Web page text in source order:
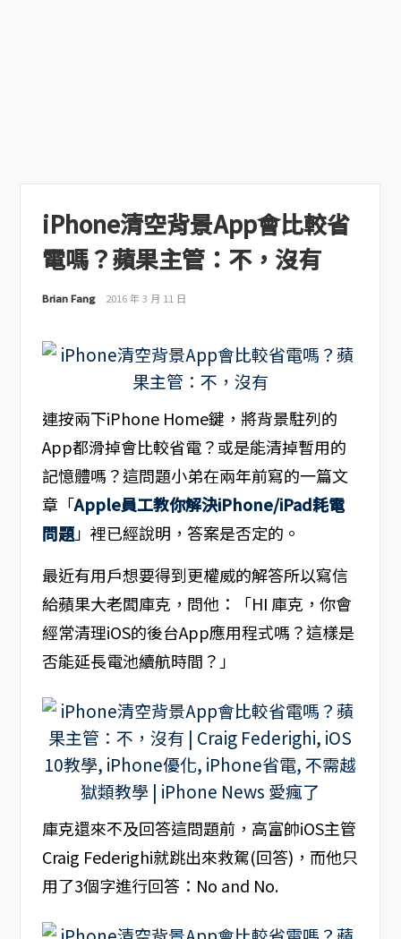
iPhone清空背景App會比較省
電嗎？蘋果主管：不，沒有
Brian Fang 2016 年 3 月 11 日
連按兩下iPhone Home鍵，將背景駐列的
App都滑掉會比較省電？或是能清掉暫用的
記憶體嗎？這問題小弟在兩年前寫的一篇文
章「Apple員工教你解決iPhone/iPad耗電
問題」裡已經說明，答案是否定的。
最近有用戶想要得到更權威的解答所以寫信
給蘋果大老闆庫克，問他：「HI 庫克，你會
經常清理iOS的後台App應用程式嗎？這樣是
否能延長電池續航時間？」
庫克還來不及回答這問題前，高富帥iOS主管
Craig Federighi就跳出來救駕(回答)，而他只
用了3個字進行回答：No and No.